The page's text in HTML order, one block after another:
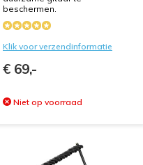
beschermen.
Klik voor verzendinformatie
€ 69,-
Niet op voorraad